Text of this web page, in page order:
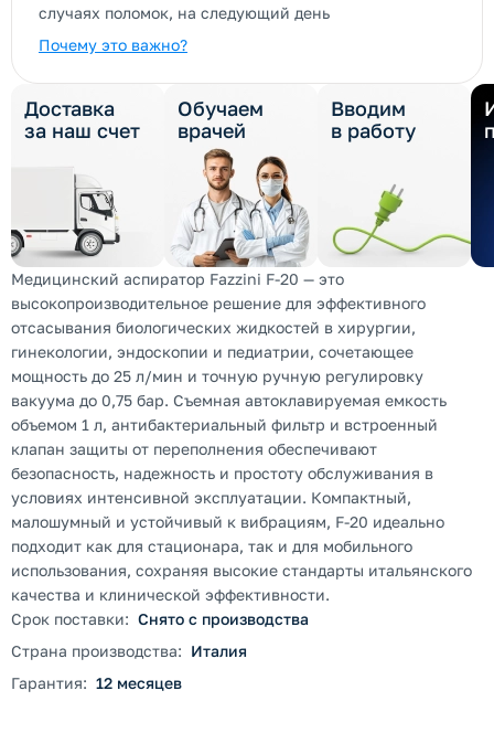
случаях поломок, на следующий день
Почему это важно?
Доставка
за наш счет
Обучаем
врачей
Вводим
в работу
Медицинский аспиратор Fazzini F-20 — это
высокопроизводительное решение для эффективного
отсасывания биологических жидкостей в хирургии,
гинекологии, эндоскопии и педиатрии, сочетающее
мощность до 25 л/мин и точную ручную регулировку
вакуума до 0,75 бар. Съемная автоклавируемая емкость
объемом 1 л, антибактериальный фильтр и встроенный
клапан защиты от переполнения обеспечивают
безопасность, надежность и простоту обслуживания в
условиях интенсивной эксплуатации. Компактный,
малошумный и устойчивый к вибрациям, F-20 идеально
подходит как для стационара, так и для мобильного
использования, сохраняя высокие стандарты итальянского
качества и клинической эффективности.
Срок поставки: Снято с производства
Страна производства: Италия
Гарантия: 12 месяцев